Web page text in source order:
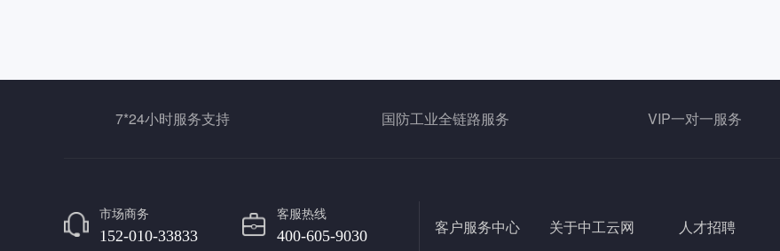
7*24小时服务支持 国防工业全链路服务 VIP一对一服务
客户服务中心 关于中工云网 人才招聘
市场商务
152-010-33833
客服热线
400-605-9030